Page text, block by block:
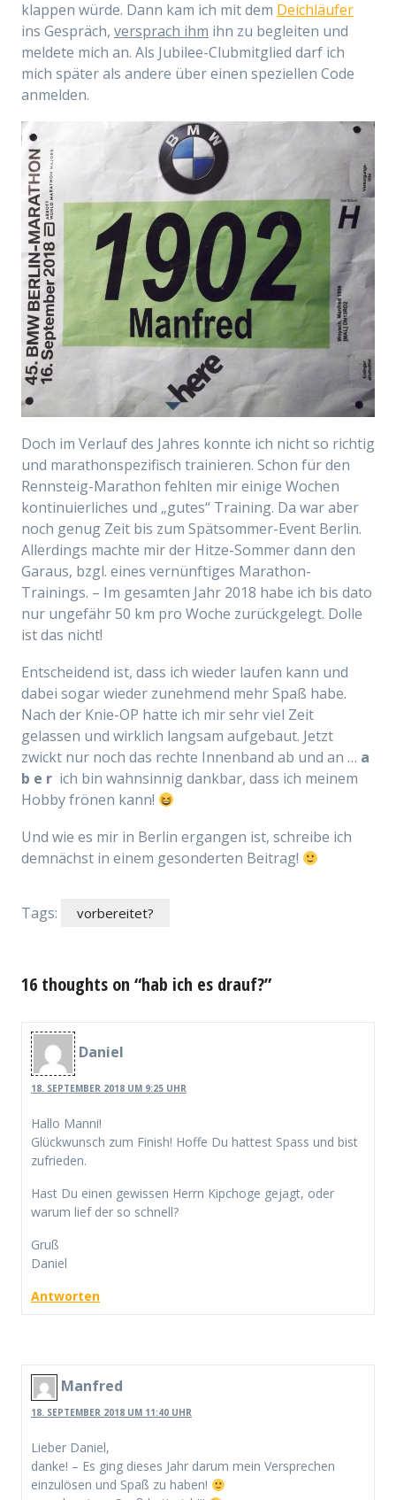
klappen würde. Dann kam ich mit dem Deichläufer
ins Gespräch, versprach ihm ihn zu begleiten und
meldete mich an. Als Jubilee-Clubmitglied darf ich
mich später als andere über einen speziellen Code
anmelden.
Doch im Verlauf des Jahres konnte ich nicht so richtig
und marathonspezifisch trainieren. Schon für den
Rennsteig-Marathon fehlten mir einige Wochen
kontinuierliches und „gutes“ Training. Da war aber
noch genug Zeit bis zum Spätsommer-Event Berlin.
Allerdings machte mir der Hitze-Sommer dann den
Garaus, bzgl. eines vernünftiges Marathon-
Trainings. – Im gesamten Jahr 2018 habe ich bis dato
nur ungefähr 50 km pro Woche zurückgelegt. Dolle
ist das nicht!
Entscheidend ist, dass ich wieder laufen kann und
dabei sogar wieder zunehmend mehr Spaß habe.
Nach der Knie-OP hatte ich mir sehr viel Zeit
gelassen und wirklich langsam aufgebaut. Jetzt
zwickt nur noch das rechte Innenband ab und an … a
b e r ich bin wahnsinnig dankbar, dass ich meinem
Hobby frönen kann!
Und wie es mir in Berlin ergangen ist, schreibe ich
demnächst in einem gesonderten Beitrag!
Tags: vorbereitet?
16 thoughts on “hab ich es drauf?”
Daniel
18. SEPTEMBER 2018 UM 9:25 UHR
Hallo Manni!
Glückwunsch zum Finish! Hoffe Du hattest Spass und bist
zufrieden.
Hast Du einen gewissen Herrn Kipchoge gejagt, oder
warum lief der so schnell?
Gruß
Daniel
Antworten
Manfred
18. SEPTEMBER 2018 UM 11:40 UHR
Lieber Daniel,
danke! – Es ging dieses Jahr darum mein Versprechen
einzulösen und Spaß zu haben!